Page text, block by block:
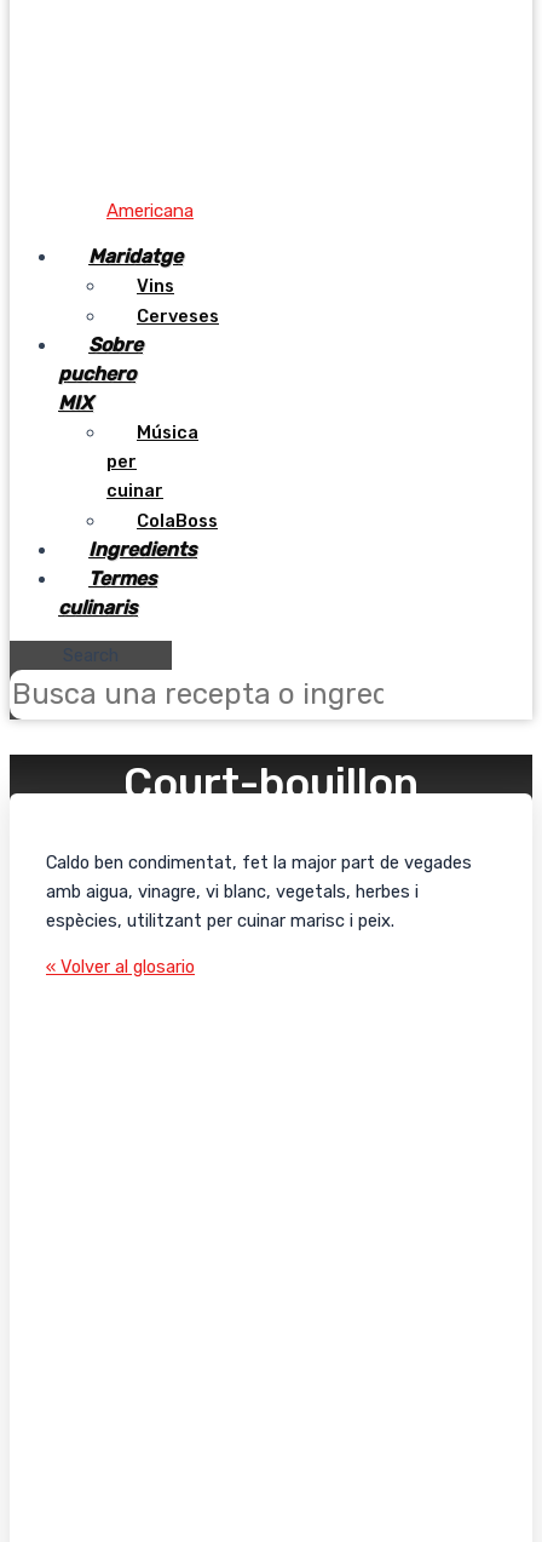
Americana
Maridatge
Vins
Cerveses
Sobre
puchero
MIX
Música
per
cuinar
ColaBoss
Ingredients
Termes
culinaris
Search
Court-bouillon
Caldo ben condimentat, fet la major part de vegades
amb aigua, vinagre, vi blanc, vegetals, herbes i
espècies, utilitzant per cuinar marisc i peix.
« Volver al glosario